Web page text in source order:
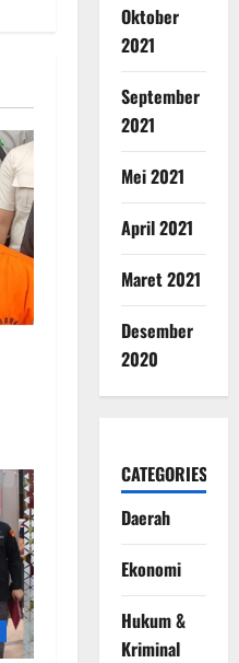
Oktober
2021
September
2021
Mei 2021
April 2021
Maret 2021
Desember
2020
CATEGORIES
Daerah
Ekonomi
Hukum &
Kriminal